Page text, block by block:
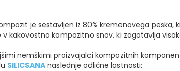
je sestavljen iz 80% kremenovega
kakovostno kompozitno snov, ki zagotavlja
nemškimi proizvajalci kompozitnih
SILICSANAnaslednje odlične lastnosti: